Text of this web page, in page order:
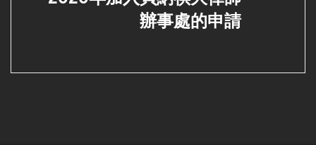
辦事處的申請